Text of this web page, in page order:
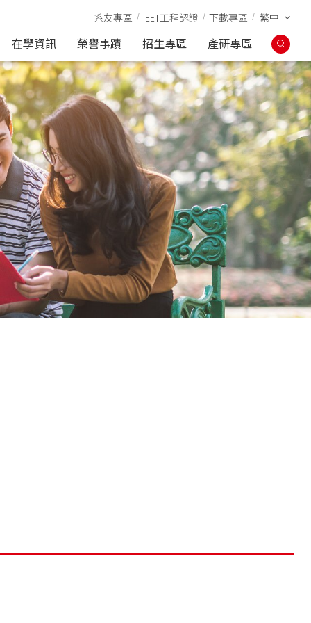
系友專區 IEET工程認證 下載專區 繁中
在學資訊 榮譽事蹟 招生專區 產研專區